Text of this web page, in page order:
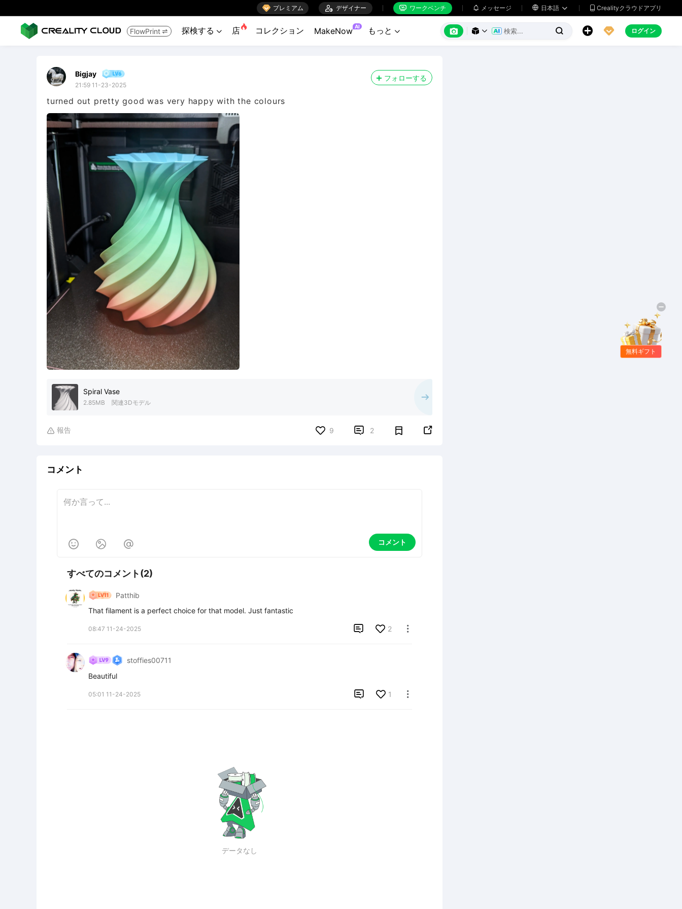
 プレミアム  デザイナー  ワークベンチ  メッセージ  日本語   Crealityクラウドアプリ
FlowPrint  探検する  店 コレクション MakeNow AI もっと        ログイン
Bigjay
21:59 11-23-2025
フォローする
turned out pretty good was very happy with the colours
Spiral Vase
2.85MB 関連3Dモデル
 報告 9  2 
コメント
   コメント
すべてのコメント(2)
Patthib
That filament is a perfect choice for that model. Just fantastic
08:47 11-24-2025  2 
stoffies00711
Beautiful
05:01 11-24-2025  1 
データなし
無料ギフト